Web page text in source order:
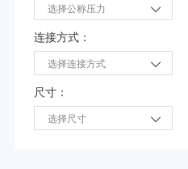
选择公称压力 
连接方式：
选择连接方式 
尺寸：
选择尺寸 